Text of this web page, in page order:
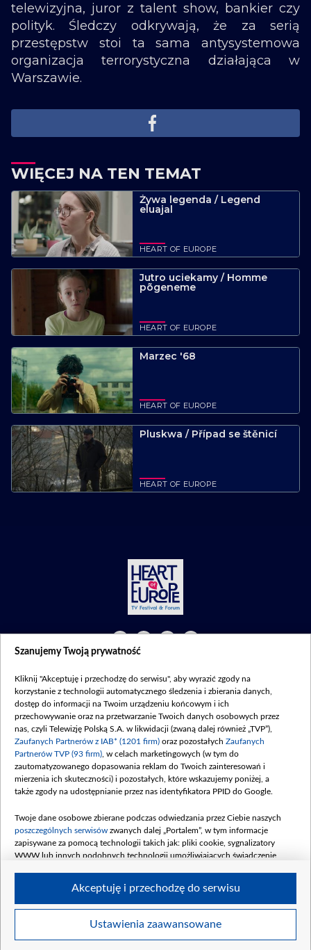
telewizyjna, juror z talent show, bankier czy
polityk. Śledczy odkrywają, że za serią
przestępstw stoi ta sama antysystemowa
organizacja terrorystyczna działająca w
Warszawie.
WIĘCEJ NA TEN TEMAT
Żywa legenda / Legend
eluajal
HEART OF EUROPE
Jutro uciekamy / Homme
põgeneme
HEART OF EUROPE
Marzec '68
HEART OF EUROPE
Pluskwa / Případ se štěnicí
HEART OF EUROPE
©2026 Telewizja Polska S. A. w likwidacji
Regulamin|Polityka prywatności|Moje zgody
Szanujemy Twoją prywatność
Kliknij "Akceptuję i przechodzę do serwisu", aby wyrazić zgody na
korzystanie z technologii automatycznego śledzenia i zbierania danych,
dostęp do informacji na Twoim urządzeniu końcowym i ich
przechowywanie oraz na przetwarzanie Twoich danych osobowych przez
nas, czyli Telewizję Polską S.A. w likwidacji (zwaną dalej również „TVP”),
Zaufanych Partnerów z IAB* (1201 firm) oraz pozostałych Zaufanych
Partnerów TVP (93 firm) , w celach marketingowych (w tym do
zautomatyzowanego dopasowania reklam do Twoich zainteresowań i
mierzenia ich skuteczności) i pozostałych, które wskazujemy poniżej, a
także zgody na udostępnianie przez nas identyfikatora PPID do Google.
Twoje dane osobowe zbierane podczas odwiedzania przez Ciebie naszych
poszczególnych serwisów zwanych dalej „Portalem”, w tym informacje
zapisywane za pomocą technologii takich jak: pliki cookie, sygnalizatory
WWW lub innych podobnych technologii umożliwiających świadczenie
Twoje dane osobowe zbierane podczas odwiedzania przez Ciebie
Ustawienia zaawansowane
Akceptuję i przechodzę do serwisu